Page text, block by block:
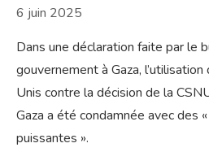
6 juin 2025
Dans une déclaration faite par le
gouvernement à Gaza,
Unis contre la décision de la
Gaza a été condamnée avec des
puissantes ».